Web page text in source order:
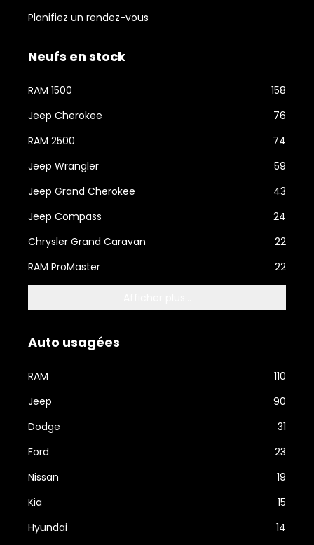
Planifiez un rendez-vous
Neufs en stock
RAM 1500
158
Jeep Cherokee
76
RAM 2500
74
Jeep Wrangler
59
Jeep Grand Cherokee
43
Jeep Compass
24
Chrysler Grand Caravan
22
RAM ProMaster
22
Auto usagées
RAM
110
Jeep
90
Dodge
31
Ford
23
Nissan
19
Kia
15
Hyundai
14